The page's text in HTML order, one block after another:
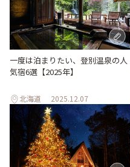
一度は泊まりたい、登別温泉の人
気宿6選【2025年】
北海道 2025.12.07